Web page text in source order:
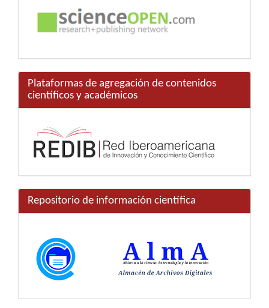
Plataformas de agregación de contenidos
científicos y académicos
Repositorio de información científica